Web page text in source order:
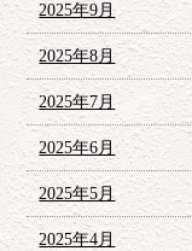
2025年9月
2025年8月
2025年7月
2025年6月
2025年5月
2025年4月